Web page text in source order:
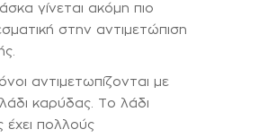
γίνεται ακόμη πιο
στην αντιμετώπιση
αντιμετωπίζονται με
λάδι καρύδας. Το λάδι
έχει πολλούς